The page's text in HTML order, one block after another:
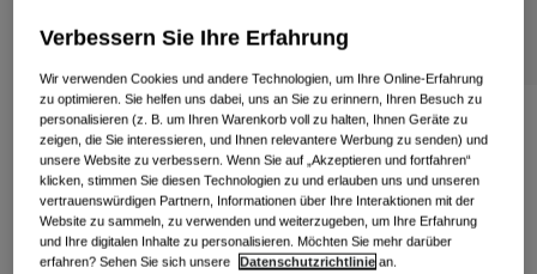
Rennrad Bekleidung
Mountainbike Bekleidung
Alle anzeigen
Ersatzgläser
Alle anzeigen
Kinder
Helme
Schutzbrillen
Aerohead Mips Helm
Artikelnr.38900
329,99 €
Verbessern Sie Ihre Erfahrung
Wir verwenden Cookies und andere Technologien, um Ihre Online-Erfahrung
zu optimieren. Sie helfen uns dabei, uns an Sie zu erinnern, Ihren Besuch zu
personalisieren (z. B. um Ihren Warenkorb voll zu halten, Ihnen Geräte zu
zeigen, die Sie interessieren, und Ihnen relevantere Werbung zu senden) und
unsere Website zu verbessern. Wenn Sie auf „Akzeptieren und fortfahren“
klicken, stimmen Sie diesen Technologien zu und erlauben uns und unseren
vertrauenswürdigen Partnern, Informationen über Ihre Interaktionen mit der
Website zu sammeln, zu verwenden und weiterzugeben, um Ihre Erfahrung
und Ihre digitalen Inhalte zu personalisieren. Möchten Sie mehr darüber
erfahren? Sehen Sie sich unsere
Datenschutzrichtlinie an.